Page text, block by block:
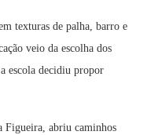
texturas de palha, barro e
veio da escolha dos
escola decidiu propor
Figueira, abriu caminhos